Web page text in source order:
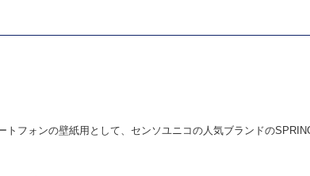
トフォンの壁紙用として、センソユニコの人気ブランドの